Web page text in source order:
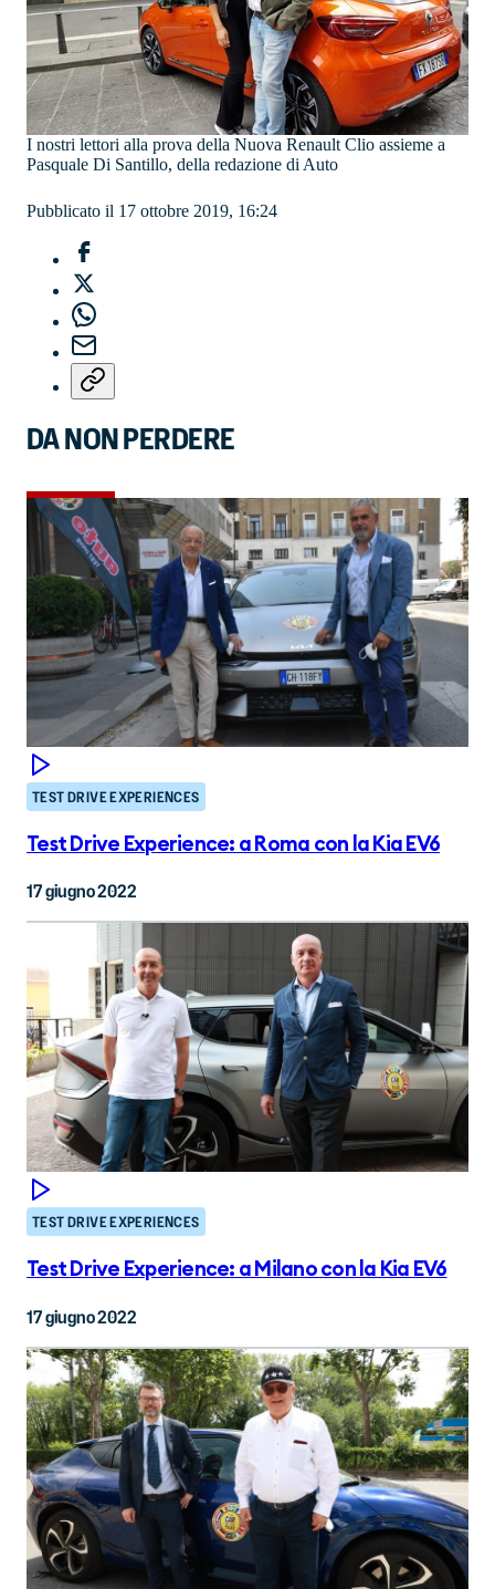
I nostri lettori alla prova della Nuova Renault Clio assieme a
Pasquale Di Santillo, della redazione di Auto
Pubblicato il 17 ottobre 2019, 16:24
DA NON PERDERE
TEST DRIVE EXPERIENCES
Test Drive Experience: a Roma con la Kia EV6
17 giugno 2022
TEST DRIVE EXPERIENCES
Test Drive Experience: a Milano con la Kia EV6
17 giugno 2022